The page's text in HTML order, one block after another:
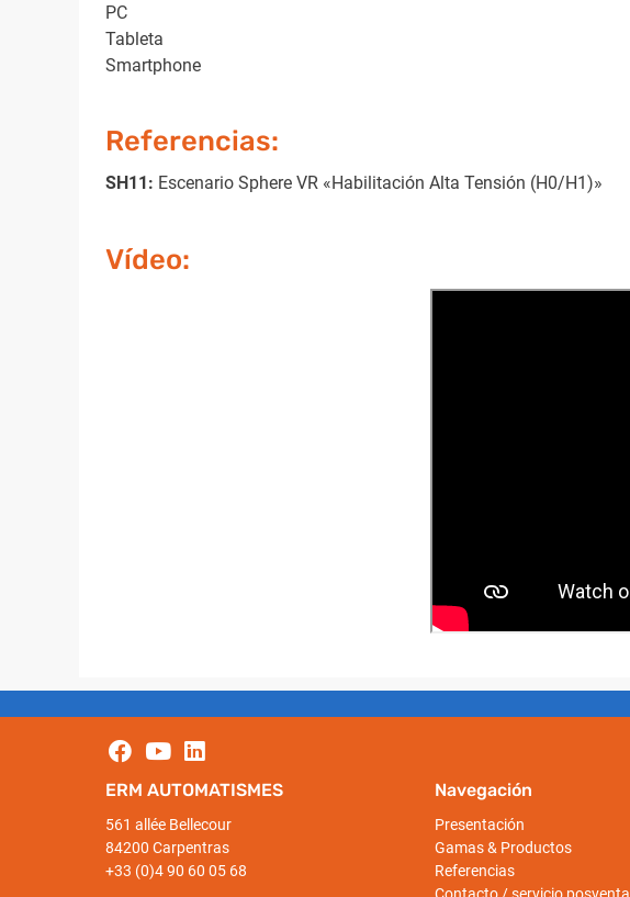
PC
Tableta
Smartphone
Referencias:
SH11: Escenario Sphere VR «Habilitación Alta Tensión (H0/H1)»
Vídeo:
ERM AUTOMATISMES
561 allée Bellecour
84200 Carpentras
+33 (0)4 90 60 05 68
Navegación
Presentación
Gamas & Productos
Referencias